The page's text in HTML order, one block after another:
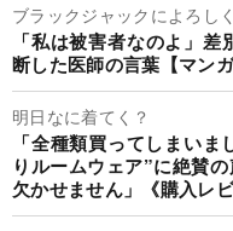
ブラックジャックによろしく
「私は被害者なのよ」
断した医師の言葉【マンガ
明日なに着てく？
「全種類買ってしまい
りルームウェア”に絶賛
欠かせません」《購入レビ